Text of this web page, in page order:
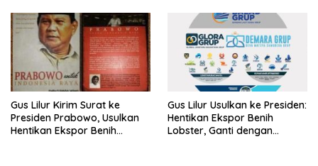
Gus Lilur Kirim Surat ke
Presiden Prabowo, Usulkan
Hentikan Ekspor Benih
Gus Lilur Usulkan ke Presiden:
Hentikan Ekspor Benih
Lobster, Ganti dengan